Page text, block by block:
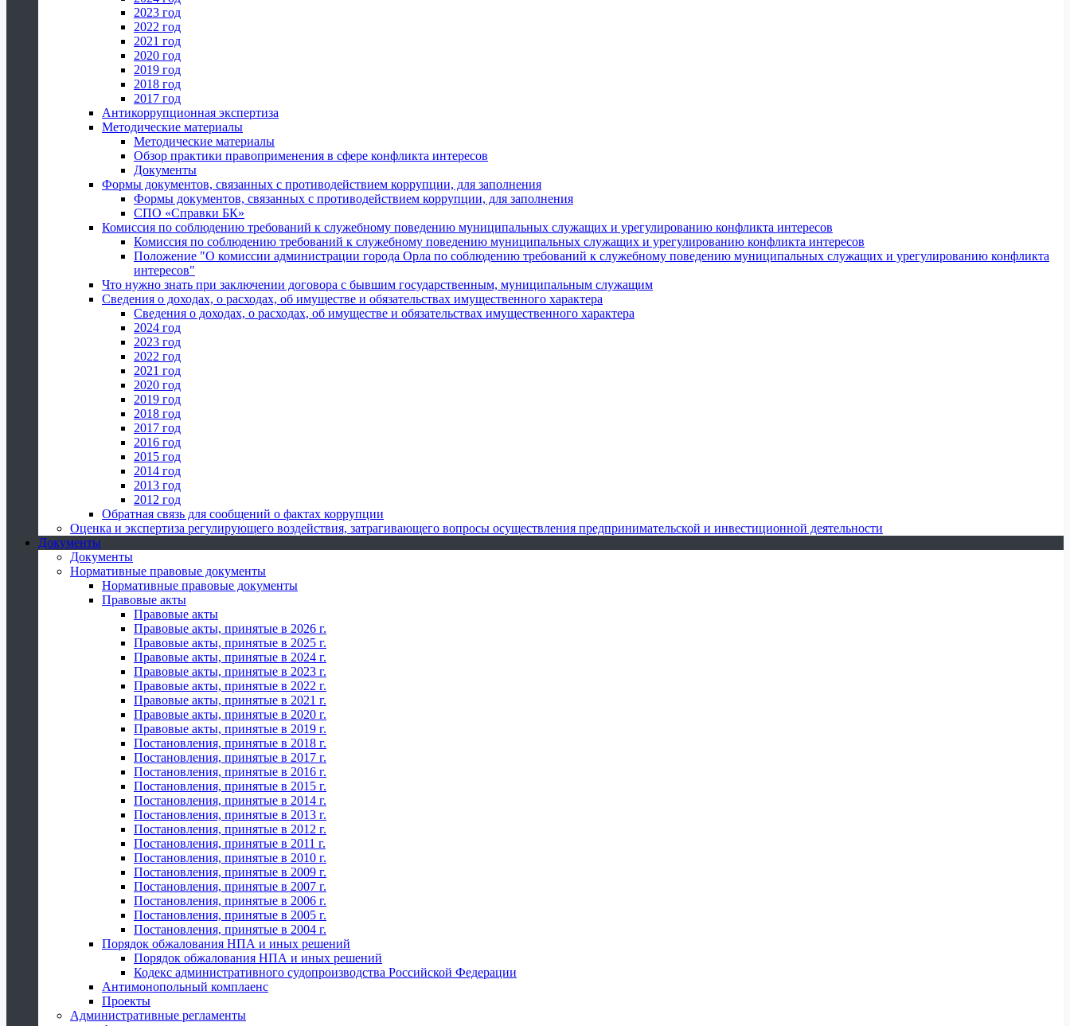
2023 год
2022 год
2021 год
2020 год
2019 год
2018 год
2017 год
Антикоррупционная экспертиза
Методические материалы
Методические материалы
Обзор практики правоприменения в сфере конфликта интересов
Документы
Формы документов, связанных с противодействием коррупции, для заполнения
Формы документов, связанных с противодействием коррупции, для заполнения
СПО «Справки БК»
Комиссия по соблюдению требований к служебному поведению муниципальных служащих и урегулированию конфликта интересов
Комиссия по соблюдению требований к служебному поведению муниципальных служащих и урегулированию конфликта интересов
Положение "О комиссии администрации города Орла по соблюдению требований к служебному поведению муниципальных служащих и урегулированию конфликта
интересов"
Что нужно знать при заключении договора с бывшим государственным, муниципальным служащим
Сведения о доходах, о расходах, об имуществе и обязательствах имущественного характера
Сведения о доходах, о расходах, об имуществе и обязательствах имущественного характера
2024 год
2023 год
2022 год
2021 год
2020 год
2019 год
2018 год
2017 год
2016 год
2015 год
2014 год
2013 год
2012 год
Обратная связь для сообщений о фактах коррупции
Оценка и экспертиза регулирующего воздействия, затрагивающего вопросы осуществления предпринимательской и инвестиционной деятельности
Документы
Документы
Нормативные правовые документы
Нормативные правовые документы
Правовые акты
Правовые акты
Правовые акты, принятые в 2026 г.
Правовые акты, принятые в 2025 г.
Правовые акты, принятые в 2024 г.
Правовые акты, принятые в 2023 г.
Правовые акты, принятые в 2022 г.
Правовые акты, принятые в 2021 г.
Правовые акты, принятые в 2020 г.
Правовые акты, принятые в 2019 г.
Постановления, принятые в 2018 г.
Постановления, принятые в 2017 г.
Постановления, принятые в 2016 г.
Постановления, принятые в 2015 г.
Постановления, принятые в 2014 г.
Постановления, принятые в 2013 г.
Постановления, принятые в 2012 г.
Постановления, принятые в 2011 г.
Постановления, принятые в 2010 г.
Постановления, принятые в 2009 г.
Постановления, принятые в 2007 г.
Постановления, принятые в 2006 г.
Постановления, принятые в 2005 г.
Постановления, принятые в 2004 г.
Порядок обжалования НПА и иных решений
Порядок обжалования НПА и иных решений
Кодекс административного судопроизводства Российской Федерации
Антимонопольный комплаенс
Проекты
Административные регламенты